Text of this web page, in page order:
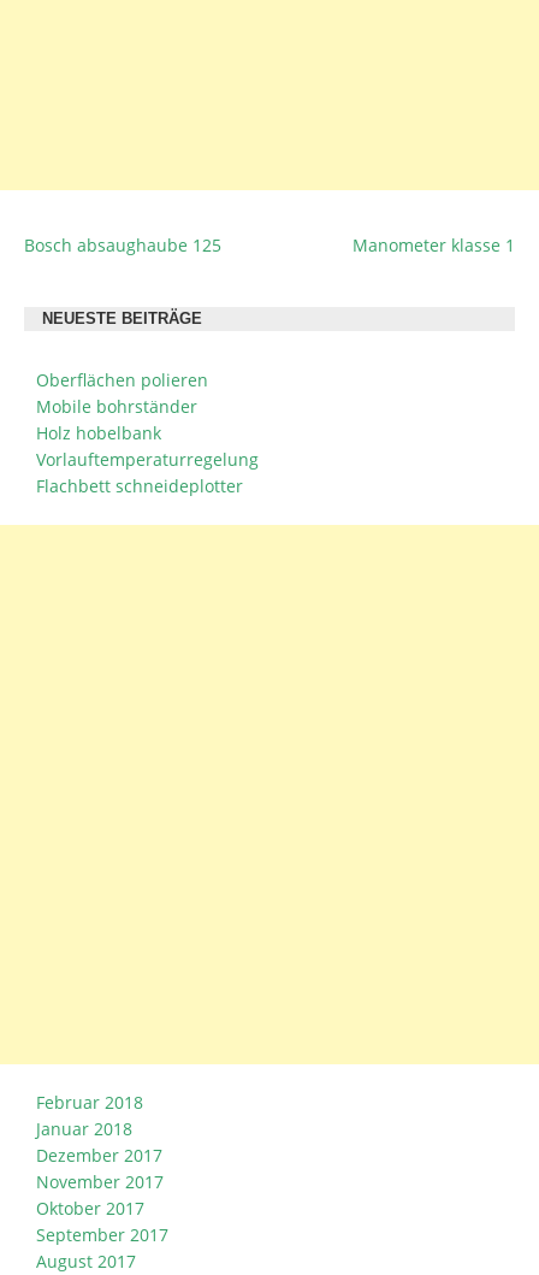
BEITRAGSNAVIGATION
Bosch absaughaube 125 Manometer klasse 1
NEUESTE BEITRÄGE
Oberflächen polieren
Mobile bohrständer
Holz hobelbank
Vorlauftemperaturregelung
Flachbett schneideplotter
Februar 2018
Januar 2018
Dezember 2017
November 2017
Oktober 2017
September 2017
August 2017